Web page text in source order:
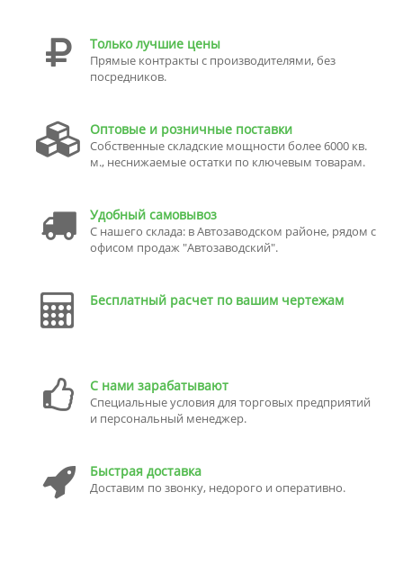
Только лучшие цены
Прямые контракты с производителями, без
посредников.
Оптовые и розничные поставки
Собственные складские мощности более 6000 кв.
м., неснижаемые остатки по ключевым товарам.
Удобный самовывоз
С нашего склада: в Автозаводском районе, рядом с
офисом продаж "Автозаводский".
Бесплатный расчет по вашим чертежам
С нами зарабатывают
Специальные условия для торговых предприятий
и персональный менеджер.
Быстрая доставка
Доставим по звонку, недорого и оперативно.